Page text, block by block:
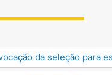
da seleção para